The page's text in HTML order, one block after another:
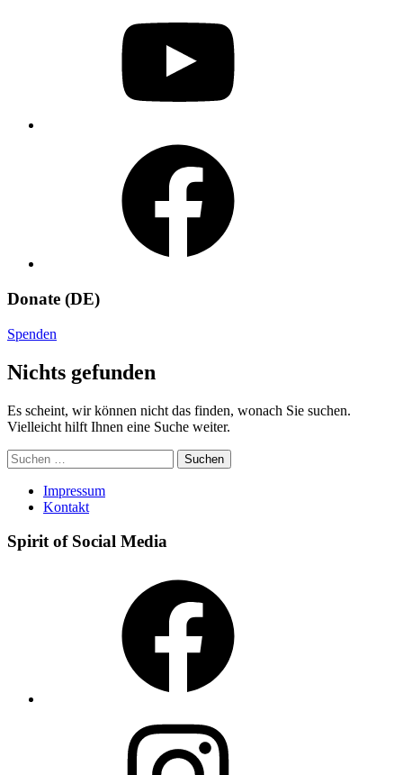
Donate (DE)
Spenden
Nichts gefunden
Es scheint, wir können nicht das finden, wonach Sie suchen.
Vielleicht hilft Ihnen eine Suche weiter.
Suchen
nach:
Impressum
Kontakt
Spirit of Social Media